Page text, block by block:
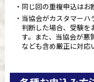
同じ回の重複申込はお
当協会がカスタマーハ
判断した場合、受験を
す。また、当協会が悪
なども含め厳正に対応